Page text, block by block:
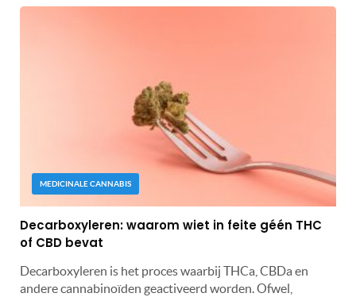
MEDICINALE CANNABIS
Decarboxyleren: waarom wiet in feite géén THC
of CBD bevat
Decarboxyleren is het proces waarbij THCa, CBDa en
andere cannabinoïden geactiveerd worden. Ofwel,